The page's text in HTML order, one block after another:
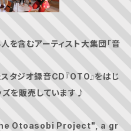
含むアーティスト大集団「音
タジオ録音CD『OTO』をはじ
ズを販売しています♪
Otoasobi Project", a gr